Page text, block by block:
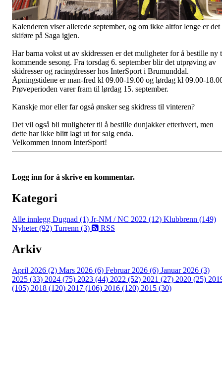
Kalenderen viser allerede september, og om ikke altfor lenge er det
skiføre på Saga igjen.
Har barna vokst ut av skidressen er det muligheter for å bestille ny
kommende sesong. Fra torsdag 6. september blir det utprøving av
skidresser og racingdresser hos InterSport i Brumunddal.
Åpningstidene er man-fred kl 09.00-19.00 og lørdag kl 09.00-
Prøveperioden varer fram til lørdag 15. september.
Kanskje mor eller far også ønsker seg skidress til vinteren?
Det vil også bli muligheter til å bestille dunjakker etterhvert, men
dette har ikke blitt lagt ut for salg enda.
Velkommen innom InterSport!
Logg inn for å skrive en kommentar.
Kategori
Alle innlegg Dugnad (1) Jr-NM / NC 2022 (12) Klubbrenn (149)
Nyheter (92) Turrenn (3) RSS
Arkiv
April 2026 (2) Mars 2026 (6) Februar 2026 (6) Januar 2026 (3)
2025 (33) 2024 (75) 2023 (44) 2022 (52) 2021 (27) 2020 (25)
(105) 2018 (120) 2017 (106) 2016 (120) 2015 (30)